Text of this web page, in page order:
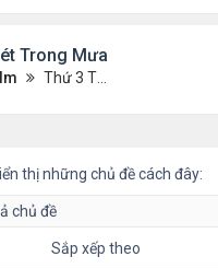
Trong Mưa (Lôi Vũ)
Thứ 3 Tháng 10 20, 2020 9:50 pm
thị những chủ đề cách đây:
Sắp xếp theo